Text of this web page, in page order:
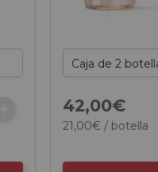
42,00€
21,00€ / botella